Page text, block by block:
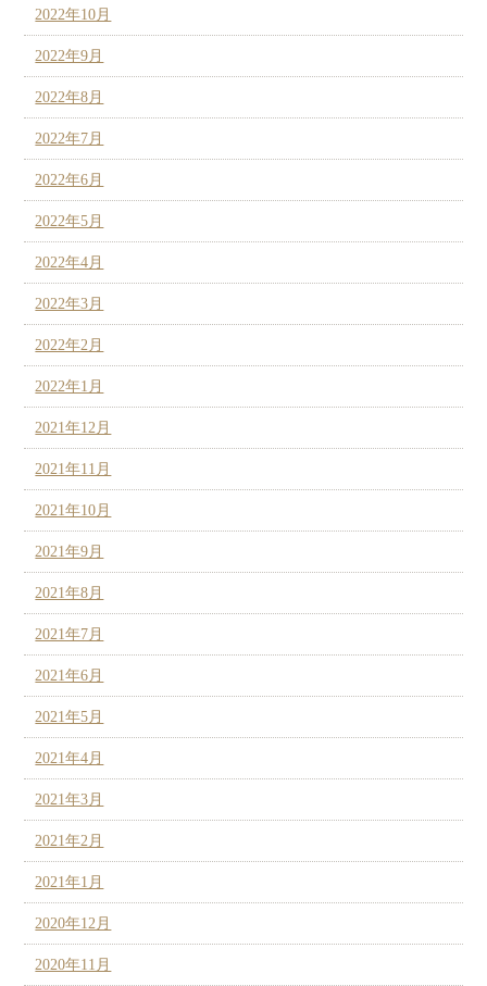
2022年10月
2022年9月
2022年8月
2022年7月
2022年6月
2022年5月
2022年4月
2022年3月
2022年2月
2022年1月
2021年12月
2021年11月
2021年10月
2021年9月
2021年8月
2021年7月
2021年6月
2021年5月
2021年4月
2021年3月
2021年2月
2021年1月
2020年12月
2020年11月